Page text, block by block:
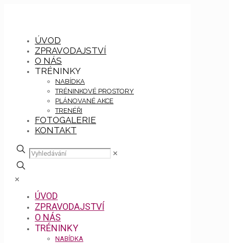
ÚVOD
ZPRAVODAJSTVÍ
O NÁS
TRÉNINKY
NABÍDKA
TRÉNINKOVÉ PROSTORY
PLÁNOVANÉ AKCE
TRENÉŘI
FOTOGALERIE
KONTAKT
✕
✕
ÚVOD
ZPRAVODAJSTVÍ
O NÁS
TRÉNINKY
NABÍDKA